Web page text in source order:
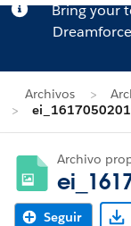
Bring your
Archivos
Archivo
Seguir